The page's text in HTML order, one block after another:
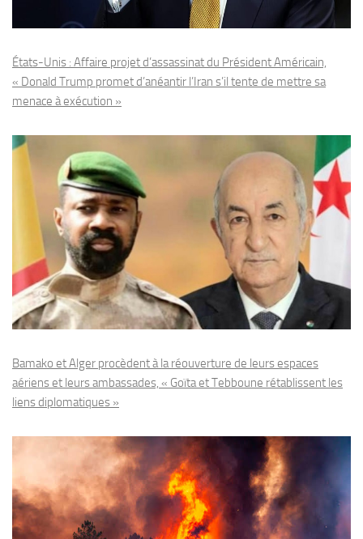
États-Unis : Affaire projet d’assassinat du Président Américain,
« Donald Trump promet d’anéantir l’Iran s’il tente de mettre sa
menace à exécution »
Bamako et Alger procèdent à la réouverture de leurs espaces
aériens et leurs ambassades, « Goïta et Tebboune rétablissent les
liens diplomatiques »